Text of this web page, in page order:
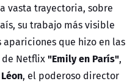
vasta trayectoria, sobre
su trabajo más visible
que hizo en las
Netflix"Emily en París",
, el poderoso director